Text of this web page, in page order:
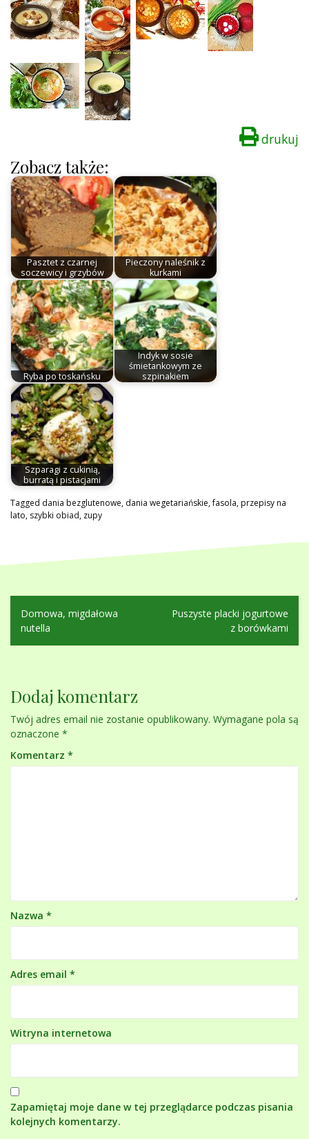
drukuj
Zobacz także:
Pasztet z czarnej
soczewicy i grzybów
Pieczony naleśnik z
kurkami
Ryba po toskańsku
Indyk w sosie
śmietankowym ze
szpinakiem
Szparagi z cukinią,
burratą i pistacjami
Tagged dania bezglutenowe, dania wegetariańskie,fasola,przepisy na
lato, szybki obiad, zupy
Nawigacja
wpisu
Domowa, migdałowa
nutella
Puszyste placki jogurtowe
z borówkami
Dodaj komentarz
Twój adres email nie zostanie opublikowany. Wymagane pola są
oznaczone *
Komentarz *
Nazwa *
Adres email *
Witryna internetowa
Zapamiętaj moje dane w tej przeglądarce podczas pisania
kolejnych komentarzy.